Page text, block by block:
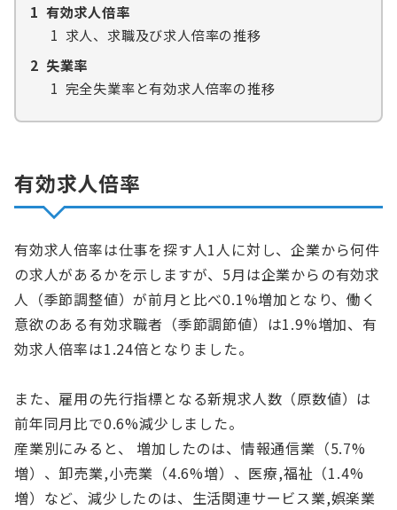
1 有効求人倍率
1 求人、求職及び求人倍率の推移
2 失業率
1 完全失業率と有効求人倍率の推移
有効求人倍率
有効求人倍率は仕事を探す人1人に対し、企業から何件
の求人があるかを示しますが、5月は企業からの有効求
人（季節調整値）が前月と比べ0.1%増加となり、働く
意欲のある有効求職者（季節調節値）は1.9%増加、有
効求人倍率は1.24倍となりました。
また、雇用の先行指標となる新規求人数（原数値）は
前年同月比で0.6%減少しました。
産業別にみると、 増加したのは、情報通信業（5.7%
増）、卸売業,小売業（4.6%増）、医療,福祉（1.4%
増）など、減少したのは、生活関連サービス業,娯楽業